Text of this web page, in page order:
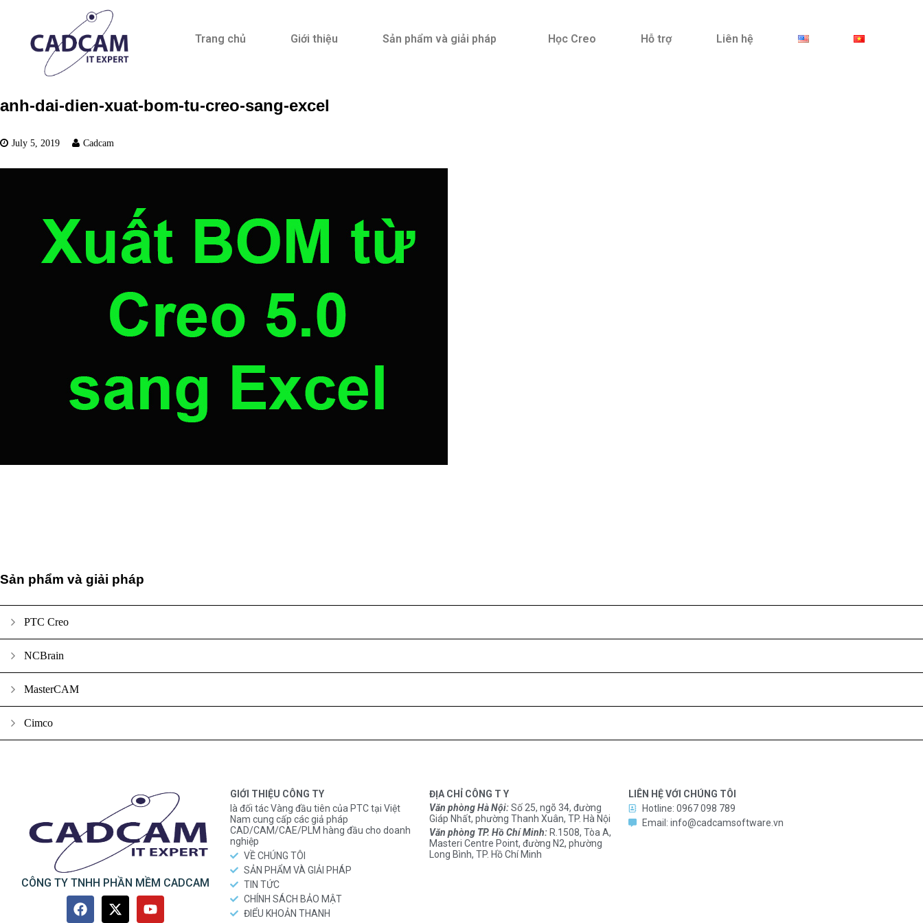
Trang chủ Giới thiệu Sản phẩm và giải pháp Học Creo Hỗ trợ Liên hệ
anh-dai-dien-xuat-bom-tu-creo-sang-excel
July 5, 2019 Cadcam
Sản phẩm và giải pháp
PTC Creo
NCBrain
MasterCAM
Cimco
CÔNG TY TNHH PHẦN MỀM CADCAM
GIỚI THIỆU CÔNG TY
là đối tác Vàng đầu tiên của PTC tại Việt
Nam cung cấp các giả pháp
CAD/CAM/CAE/PLM hàng đầu cho doanh
nghiệp
VỀ CHÚNG TÔI
SẢN PHẨM VÀ GIẢI PHÁP
TIN TỨC
CHÍNH SÁCH BẢO MẬT
ĐIỂU KHOẢN THANH
ĐỊA CHỈ CÔNG T Y
Văn phòng Hà Nội:Số 25, ngõ 34, đường
Giáp Nhất, phường Thanh Xuân, TP. Hà Nội
Văn phòng TP. Hồ Chí Minh:R.1508, Tòa A,
Masteri Centre Point, đường N2, phường
Long Bình, TP. Hồ Chí Minh
LIÊN HỆ VỚI CHÚNG TÔI
Hotline: 0967 098 789
Email: info@cadcamsoftware.vn